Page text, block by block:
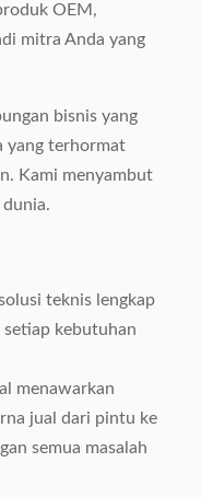
OEM,
mitra Anda yang
bisnis yang
yang terhormat
Kami menyambut
teknis lengkap
kebutuhan
menawarkan
jual dari pintu ke
semua masalah